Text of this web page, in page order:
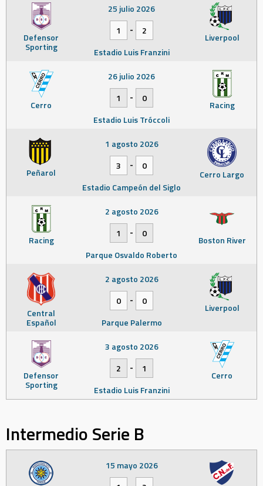
Defensor
Sporting
Liverpool
25 julio 2026
1
-
2
Estadio Luis Franzini
Cerro Racing
26 julio 2026
1
-
0
Estadio Luis Tróccoli
Peñarol Cerro Largo
1 agosto 2026
3
-
0
Estadio Campeón del Siglo
Racing Boston River
2 agosto 2026
1
-
0
Parque Osvaldo Roberto
Central
Español
Liverpool
2 agosto 2026
0
-
0
Parque Palermo
Defensor
Sporting
Cerro
3 agosto 2026
2
-
1
Estadio Luis Franzini
Intermedio Serie B
15 mayo 2026